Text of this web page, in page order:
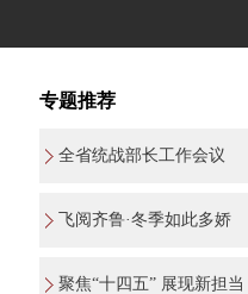
专题推荐
全省统战部长工作会议
飞阅齐鲁·冬季如此多娇
聚焦“十四五” 展现新担当